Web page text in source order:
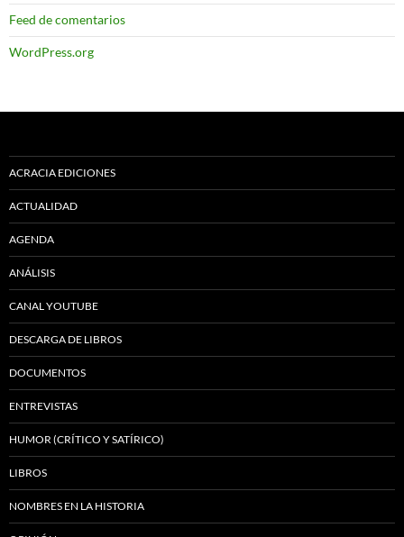
Feed de comentarios
WordPress.org
ACRACIA EDICIONES
ACTUALIDAD
AGENDA
ANÁLISIS
CANAL YOUTUBE
DESCARGA DE LIBROS
DOCUMENTOS
ENTREVISTAS
HUMOR (CRÍTICO Y SATÍRICO)
LIBROS
NOMBRES EN LA HISTORIA